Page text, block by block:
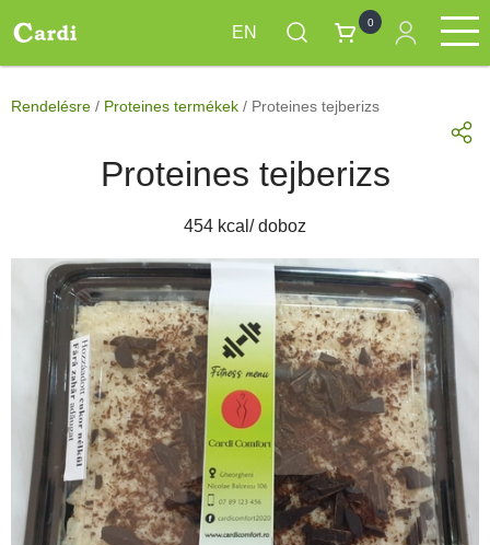
Skip
main
Main
EN
0
Rendelésre / Proteines termékek / Proteines tejberizs
Proteines tejberizs
454 kcal/ doboz